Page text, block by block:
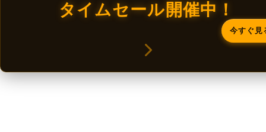
タイムセール開催中！
今すぐ見